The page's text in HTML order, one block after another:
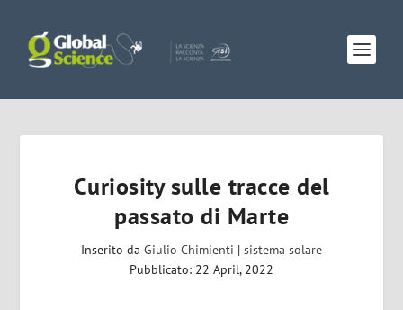
Curiosity sulle tracce del
passato di Marte
Inserito da Giulio Chimienti | sistema solare
Pubblicato: 22 April, 2022